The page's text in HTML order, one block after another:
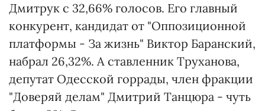
Дмитрук с 32,66% голосов. Его главный
конкурент, кандидат от "Оппозиционной
платформы - За жизнь" Виктор Баранский,
набрал 26,32%. А ставленник Труханова,
депутат Одесской горрады, член фракции
"Доверяй делам" Дмитрий Танцюра - чуть